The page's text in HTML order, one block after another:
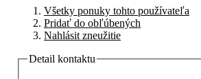
Všetky ponuky tohto používateľa
Pridať do obľúbených
Nahlásit zneužitie
Detail kontaktu